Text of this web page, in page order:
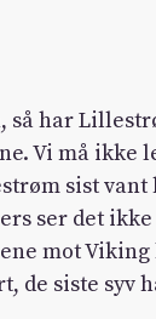
så har
Vi må ikke
sist vant
ser det ikke
mot Viking
de siste syv